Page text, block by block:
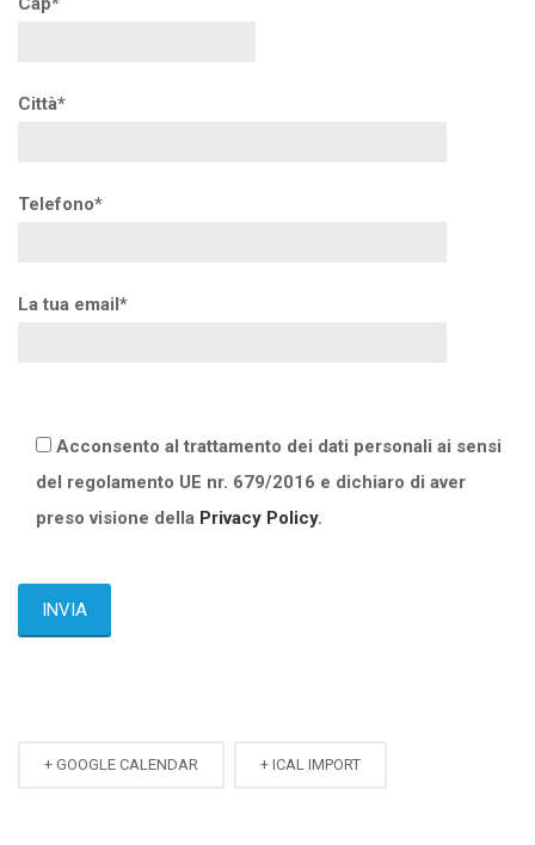
Città*
Telefono*
La tua email*
Acconsento al trattamento dei dati personali ai sensi
del regolamento UE nr. 679/2016 e dichiaro di aver
preso visione della Privacy Policy.
+ GOOGLE CALENDAR + ICAL IMPORT